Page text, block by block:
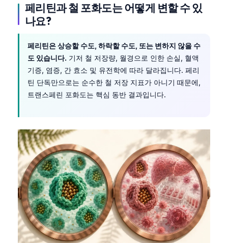
페리틴과 철 포화도는 어떻게 변할 수 있
나요?
페리틴은 상승할 수도, 하락할 수도, 또는 변하지 않을 수
도 있습니다. 기저 철 저장량, 월경으로 인한 손실, 혈액
기증, 염증, 간 효소 및 유전학에 따라 달라집니다. 페리
틴 단독만으로는 순수한 철 저장 지표가 아니기 때문에,
트랜스페린 포화도는 핵심 동반 결과입니다.